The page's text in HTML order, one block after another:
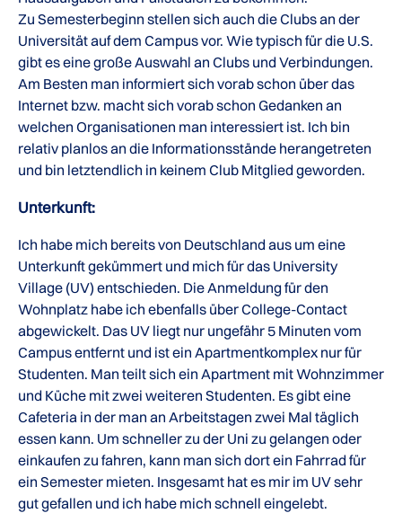
Zu Semesterbeginn stellen sich auch die Clubs an der
Universität auf dem Campus vor. Wie typisch für die U.S.
gibt es eine große Auswahl an Clubs und Verbindungen.
Am Besten man informiert sich vorab schon über das
Internet bzw. macht sich vorab schon Gedanken an
welchen Organisationen man interessiert ist. Ich bin
relativ planlos an die Informationsstände herangetreten
und bin letztendlich in keinem Club Mitglied geworden.
Unterkunft:
Ich habe mich bereits von Deutschland aus um eine
Unterkunft gekümmert und mich für das University
Village (UV) entschieden. Die Anmeldung für den
Wohnplatz habe ich ebenfalls über College-Contact
abgewickelt. Das UV liegt nur ungefähr 5 Minuten vom
Campus entfernt und ist ein Apartmentkomplex nur für
Studenten. Man teilt sich ein Apartment mit Wohnzimmer
und Küche mit zwei weiteren Studenten. Es gibt eine
Cafeteria in der man an Arbeitstagen zwei Mal täglich
essen kann. Um schneller zu der Uni zu gelangen oder
einkaufen zu fahren, kann man sich dort ein Fahrrad für
ein Semester mieten. Insgesamt hat es mir im UV sehr
gut gefallen und ich habe mich schnell eingelebt.